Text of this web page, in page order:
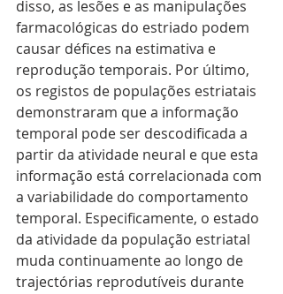
disso, as lesões e as manipulações
farmacológicas do estriado podem
causar défices na estimativa e
reprodução temporais. Por último,
os registos de populações estriatais
demonstraram que a informação
temporal pode ser descodificada a
partir da atividade neural e que esta
informação está correlacionada com
a variabilidade do comportamento
temporal. Especificamente, o estado
da atividade da população estriatal
muda continuamente ao longo de
trajectórias reprodutíveis durante